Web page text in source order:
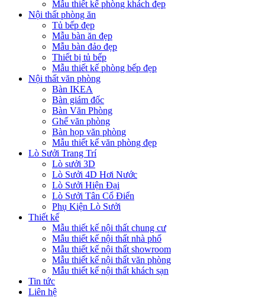
Mẫu thiết kế phòng khách đẹp
Nội thất phòng ăn
Tủ bếp đẹp
Mẫu bàn ăn đẹp
Mẫu bàn đảo đẹp
Thiết bị tủ bếp
Mẫu thiết kế phòng bếp đẹp
Nội thất văn phòng
Bàn IKEA
Bàn giám đốc
Bàn Văn Phòng
Ghế văn phòng
Bàn họp văn phòng
Mẫu thiết kế văn phòng đẹp
Lò Sưởi Trang Trí
Lò sưởi 3D
Lò Sưởi 4D Hơi Nước
Lò Sưởi Hiện Đại
Lò Sưởi Tân Cổ Điển
Phụ Kiện Lò Sưởi
Thiết kế
Mẫu thiết kế nội thất chung cư
Mẫu thiết kế nội thất nhà phố
Mẫu thiết kế nội thất showroom
Mẫu thiết kế nội thất văn phòng
Mẫu thiết kế nội thất khách sạn
Tin tức
Liên hệ